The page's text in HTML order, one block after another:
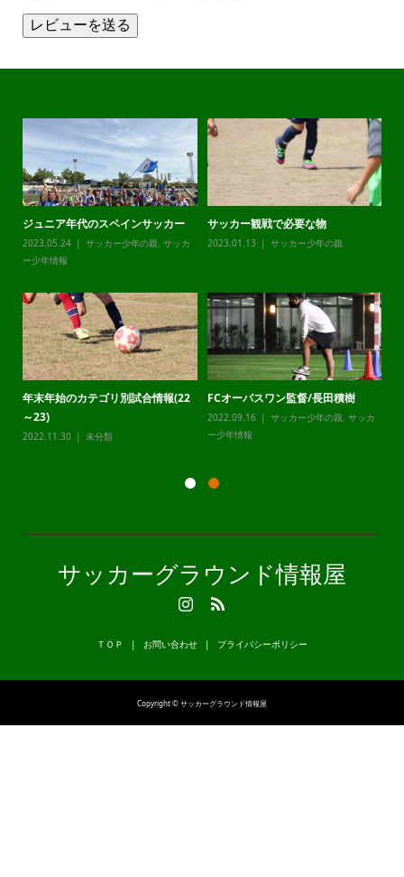
レビューを送る
観戦で必要な物
サッカー少年の親
スワン監督/長田積樹
サッカー少年の親
チャレンジリーグ
2023.12.21 サッカー少年の親,サッカ
2023.12.20
静岡県最高峰U12LEAPCUP2024
サッカー少年の親,サッカ
メンタルコー
サッカーグラウンド情報屋
ＴＯＰ お問い合わせ プライバシーポリシー
Copyright © サッカーグラウンド情報屋